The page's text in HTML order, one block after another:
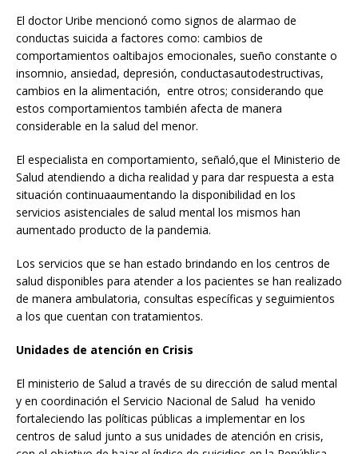
El doctor Uribe mencionó como signos de alarmao de
conductas suicida a factores como: cambios de
comportamientos oaltibajos emocionales, sueño constante o
insomnio, ansiedad, depresión, conductasautodestructivas,
cambios en la alimentación, entre otros; considerando que
estos comportamientos también afecta de manera
considerable en la salud del menor.
El especialista en comportamiento, señaló,que el Ministerio de
Salud atendiendo a dicha realidad y para dar respuesta a esta
situación continuaaumentando la disponibilidad en los
servicios asistenciales de salud mental los mismos han
aumentado producto de la pandemia.
Los servicios que se han estado brindando en los centros de
salud disponibles para atender a los pacientes se han realizado
de manera ambulatoria, consultas específicas y seguimientos
a los que cuentan con tratamientos.
Unidades de atención en Crisis
El ministerio de Salud a través de su dirección de salud mental
y en coordinación el Servicio Nacional de Salud ha venido
fortaleciendo las políticas públicas a implementar en los
centros de salud junto a sus unidades de atención en crisis,